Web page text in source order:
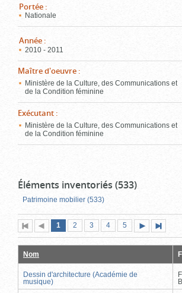
Portée :
Nationale
Année :
2010 - 2011
Maître d'oeuvre :
Ministère de la Culture, des Communications et
de la Condition féminine
Exécutant :
Ministère de la Culture, des Communications et
de la Condition féminine
Éléments inventoriés (533)
Patrimoine mobilier (533)
Première
page
Page
précédente
Page
1 (page
actuelle)
Page
2 Page
3 Page
4 Page
5
suivante
page
Nom
Dessin d'architecture (Académie de
musique)